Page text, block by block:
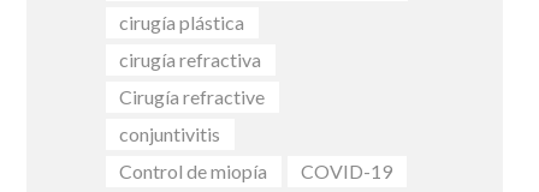
cirugía plástica
cirugía refractiva
Cirugía refractive
conjuntivitis
Control de miopía
COVID-19